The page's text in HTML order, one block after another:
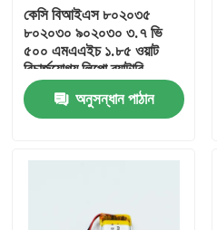
কেসি বিআইএস ৮০২০৩৫
৮০২০৩০ ৯০২০৩০ ৩.৭ ভি
৫০০ এমএএইচ ১.৮৫ ওয়াট
রিচার্জযোগ্য লিপো ব্যাটারি
জিপিএস ট্র্যাকারের জন্য
অনুসন্ধান পাঠান